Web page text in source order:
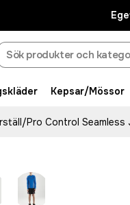
Kepsar/Mössor
/Pro Control Seamless